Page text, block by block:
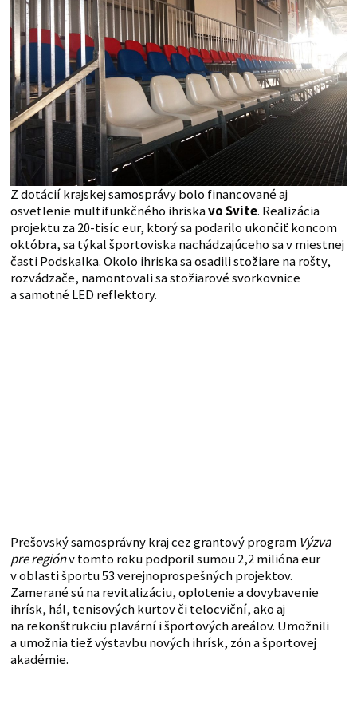
Z dotácií krajskej samosprávy bolo financované aj
osvetlenie multifunkčného ihriskavo Svite. Realizácia
projektu za 20-tisíc eur, ktorý sa podarilo ukončiť koncom
októbra, sa týkal športoviska nachádzajúceho sa v miestnej
časti Podskalka. Okolo ihriska sa osadili stožiare na rošty,
rozvádzače, namontovali sa stožiarové svorkovnice
a samotné LED reflektory.
Prešovský samosprávny kraj cez grantový program Výzva
pre regiónv tomto roku podporil sumou 2,2 milióna eur
v oblasti športu 53 verejnoprospešných projektov.
Zamerané sú na revitalizáciu, oplotenie a dovybavenie
ihrísk, hál, tenisových kurtov či telocviční, ako aj
na rekonštrukciu plavární i športových areálov. Umožnili
a umožnia tiež výstavbu nových ihrísk, zón a športovej
akadémie.